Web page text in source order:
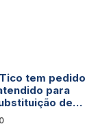
tem pedido
para
de